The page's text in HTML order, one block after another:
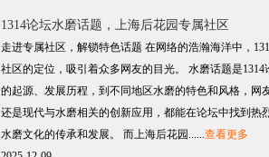
1314论坛水磨话题，上海后花园专属社区
走进专属社区，解锁特色话题 在网络的浩瀚海洋中，
社区的定位，吸引着众多网友的目光。 水磨话题是
的起源、发展历程，到不同地区水磨的特色和风格，网
还是现代与水磨相关的创新应用，都能在论坛中找到
水磨文化的传承和发展。 而上海后花园......查看更多